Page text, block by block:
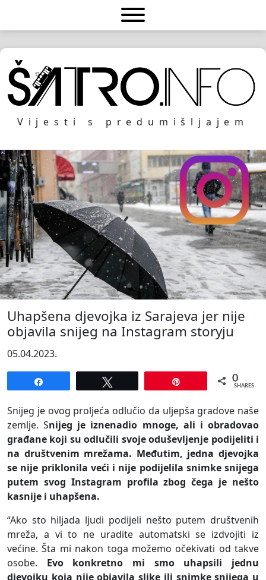
Vijesti s predumišljajem
Uhapšena djevojka iz Sarajeva jer nije
objavila snijeg na Instagram storyju
05.04.2023.
0
SHARES
Snijeg je ovog proljeća odlučio da uljepša gradove naše
zemlje. Snijeg je iznenadio mnoge, ali i obradovao
građane koji su odlučili svoje oduševljenje podijeliti i
na društvenim mrežama. Međutim, jedna djevojka
se nije priklonila veći i nije podijelila snimke snijega
putem svog Instagram profila zbog čega je nešto
kasnije i uhapšena.
“Ako sto hiljada ljudi podijeli nešto putem društvenih
mreža, a vi to ne uradite automatski se izdvojiti iz
većine. Šta mi nakon toga možemo očekivati od takve
osobe. Evo konkretno mi smo uhapsili jednu
djevojku koja nije objavila slike ili snimke snijega u